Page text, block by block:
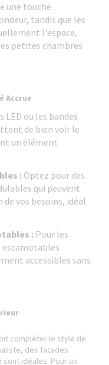
une touche
tandis que les
l'espace,
petites chambres
Accrue
LED ou les bandes
de bien voir le
un élément
: Optez pour des
qui peuvent
vos besoins, idéal
: Pour les
escamotables
accessibles sans
compléter le style de
des façades
idéales. Pour un